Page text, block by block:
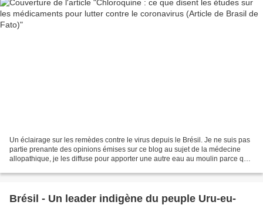
Un éclairage sur les remèdes contre le virus depuis le Brésil. Je ne suis pas
partie prenante des opinions émises sur ce blog au sujet de la médecine
allopathique, je les diffuse pour apporter une autre eau au moulin parce que
Brésil - Un leader indigène du peuple Uru-eu-